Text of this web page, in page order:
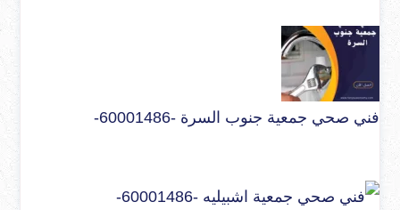
فني صحي جمعية جنوب السرة -60001486-